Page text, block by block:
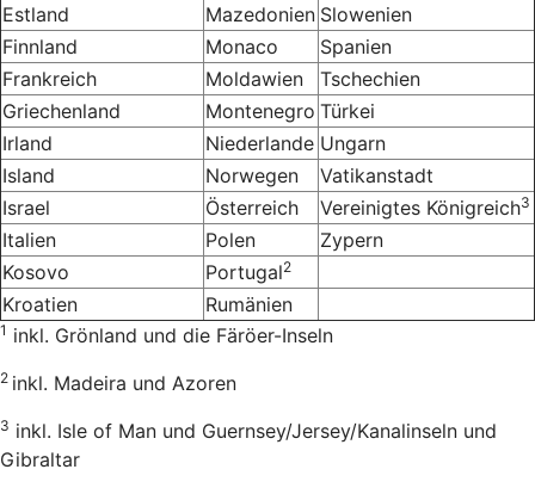
Estland
Mazedonien Slowenien
Finnland
Monaco
Spanien
Frankreich
Moldawien
Tschechien
Griechenland
Montenegro Türkei
Irland
Niederlande Ungarn
Island
Norwegen
Vatikanstadt
Israel
Österreich Vereinigtes Königreich3
Italien Polen
Zypern
Kosovo
Portugal2
Kroatien Rumänien
1 inkl. Grönland und die Färöer-Inseln
2 inkl. Madeira und Azoren
3 inkl. Isle of Man und Guernsey/Jersey/Kanalinseln und
Gibraltar